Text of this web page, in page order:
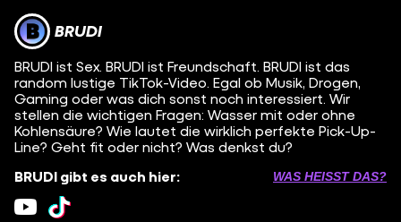
BRUDI
BRUDI ist Sex. BRUDI ist Freundschaft. BRUDI ist das
random lustige TikTok-Video. Egal ob Musik, Drogen,
Gaming oder was dich sonst noch interessiert. Wir
stellen die wichtigen Fragen: Wasser mit oder ohne
Kohlensäure? Wie lautet die wirklich perfekte Pick-Up-
Line? Geht fit oder nicht? Was denkst du?
BRUDI gibt es auch hier:
WAS HEISST DAS?